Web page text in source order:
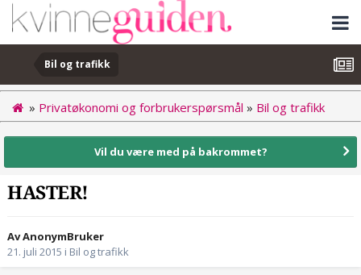
Bil og trafikk
» Privatøkonomi og forbrukerspørsmål » Bil og trafikk
Vil du være med på bakrommet?
HASTER!
Av AnonymBruker
21. juli 2015 i Bil og trafikk